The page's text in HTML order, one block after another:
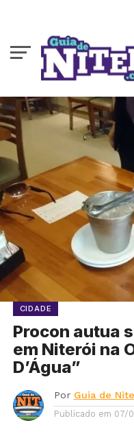
CIDADE
Procon autua
em Niterói na
D’Água”
Por Guia de
Publicado em 07/